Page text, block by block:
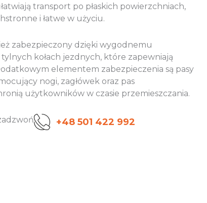
transport po płaskich powierzchniach,
i łatwe w użyciu.
zabezpieczony dzięki wygodnemu
kołach jezdnych, które zapewniają
elementem zabezpieczenia są pasy
nogi, zagłówek oraz pas
użytkowników w czasie przemieszczania.
+48 501 422 992